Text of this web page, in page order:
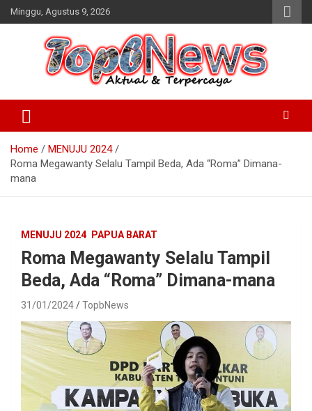
Skip
to
Minggu, Agustus 9, 2026
Home
MENUJU 2024
Roma Megawanty Selalu Tampil Beda, Ada “Roma” Dimana-
mana
MENUJU 2024 PAPUA BARAT
Roma Megawanty Selalu Tampil
Beda, Ada “Roma” Dimana-mana
31/01/2024 TopbNews